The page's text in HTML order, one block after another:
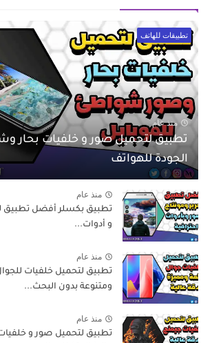
تطبيقات للهاتف
منذ عام
تطبيق لتحميل صور و خلفيات بحار
الجودة للهواتف
منذ عام
تطبيق بكسلر أفضل تطبيق
و أدوات...
منذ عام
تطبيق لتحميل خلفيات
ومتنوعة بدون البحث...
منذ عام
تطبيق لتحميل صور و خلفيات